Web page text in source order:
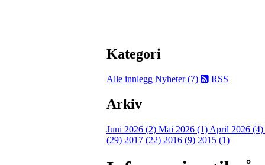
Kategori
Alle innlegg Nyheter (7) RSS
Arkiv
Juni 2026 (2) Mai 2026 (1) April 2026 (4)
(29) 2017 (22) 2016 (9) 2015 (1)